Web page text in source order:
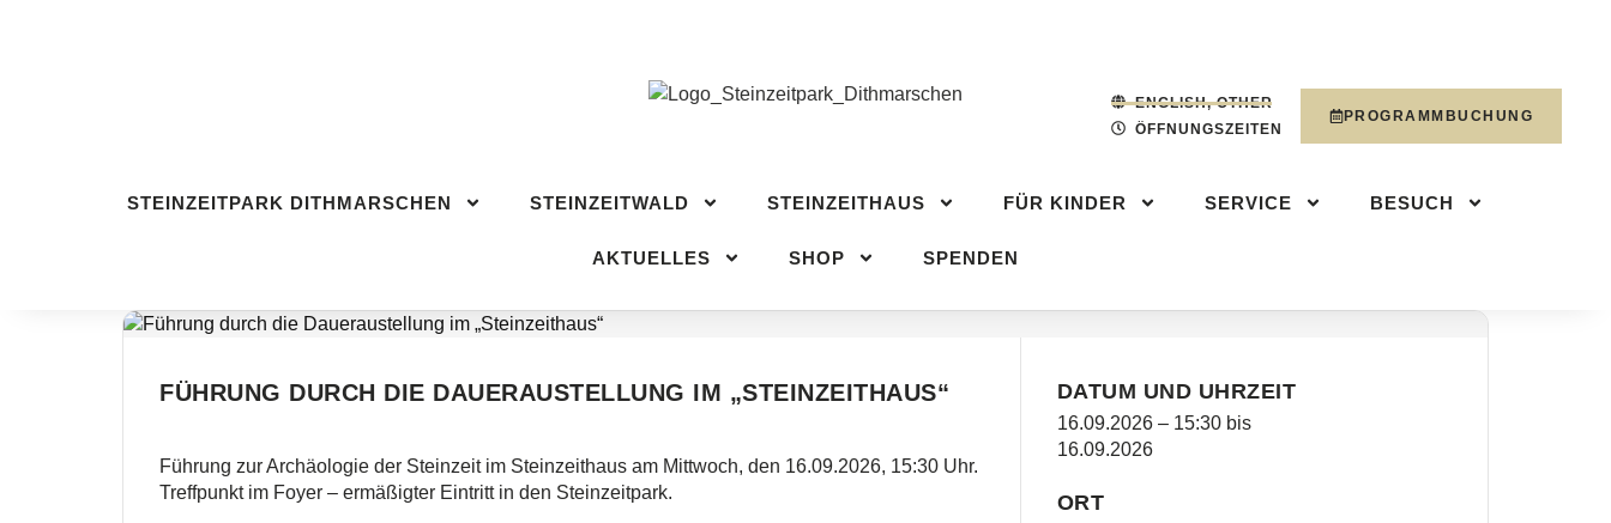
AKTUELLES SHOP SPENDEN
ENGLISH, OTHER
ÖFFNUNGSZEITEN
PROGRAMMBUCHUNG
STEINZEITPARK DITHMARSCHEN STEINZEITWALD STEINZEITHAUS FÜR KINDER SERVICE BESUCH
AKTUELLES SHOP SPENDEN
FÜHRUNG DURCH DIE DAUERAUSTELLUNG IM „STEINZEITHAUS“
Führung zur Archäologie der Steinzeit im Steinzeithaus am Mittwoch, den 16.09.2026, 15:30 Uhr.
Treffpunkt im Foyer – ermäßigter Eintritt in den Steinzeitpark.
DATUM UND UHRZEIT
16.09.2026 – 15:30 bis
16.09.2026
ORT